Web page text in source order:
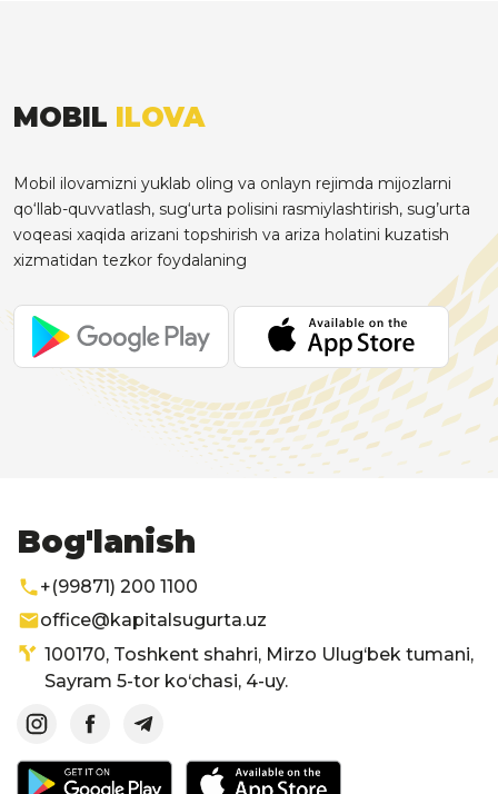
MOBIL ILOVA
Mobil ilovamizni yuklab oling va onlayn rejimda mijozlarni
qo‘llab-quvvatlash, sug‘urta polisini rasmiylashtirish, sug’urta
voqeasi xaqida arizani topshirish va ariza holatini kuzatish
xizmatidan tezkor foydalaning
Bog'lanish
+(99871) 200 1100
office@kapitalsugurta.uz
100170, Toshkent shahri, Mirzo Ulug‘bek tumani,
Sayram 5-tor ko‘chasi, 4-uy.